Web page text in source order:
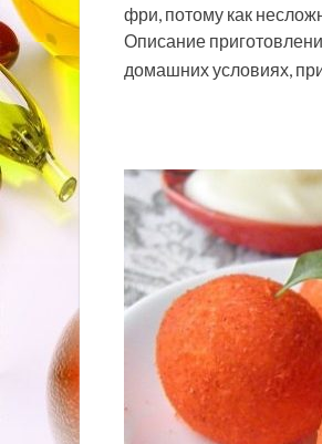
фри, потому как
Описание
домашних условиях,